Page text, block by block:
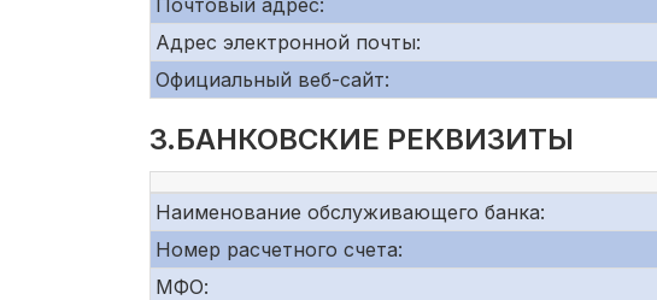
Почтовый адрес:
Адрес электронной почты:
Официальный веб-сайт:
3.БАНКОВСКИЕ РЕКВИЗИТЫ
Наименование обслуживающего банка:
Номер расчетного счета:
МФО: